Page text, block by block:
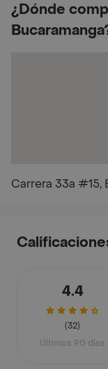
¿Dónde
Carrera 33a #15,
4.4
(32)
Últimos 90 días